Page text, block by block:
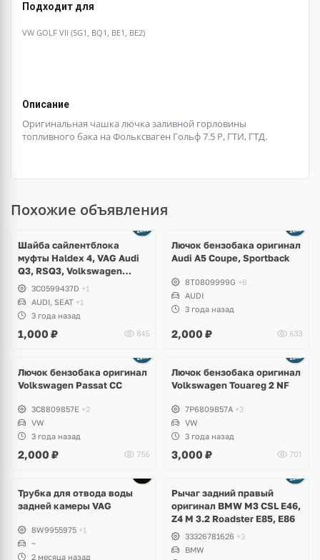
Подходит для
VW GOLF VII (5G1, BQ1, BE1, BE2)
Описание
Оригинальная чашка лючка заливной горловины
топливного бака на Фольксваген Гольф 7.5 Р, ГТИ, ГТД.
Похожие объявления
Шайба сайлентблока
муфты Haldex 4, VAG Audi
Q3, RSQ3, Volkswagen
Tiguan, Passat B6, B7, CC,
Sharan, Seat Alhambra
3C0599437D +1
AUDI, SEAT +1
3 года назад
1,000 ₽ 845
Лючок бензобака оригинал
Audi A5 Coupe, Sportback
8T0809999G +8
AUDI
3 года назад
2,000 ₽ 633
Лючок бензобака оригинал
Volkswagen Passat CC
3C8809857E +2
VW
3 года назад
2,000 ₽ 756
Лючок бензобака оригинал
Volkswagen Touareg 2 NF
7P6809857A +3
VW
3 года назад
3,000 ₽ 701
Трубка для отвода воды
задней камеры VAG
8W9955975 +1
~
2 месяца назад
Рычаг задний правый
оригинал BMW M3 CSL E46,
Z4 M 3.2 Roadster E85, E86
33326781626 +3
BMW